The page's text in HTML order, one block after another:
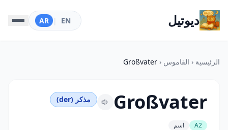
ديوتيل EN
|
AR
الرئيسية ‹ القاموس ‹
Großvater
Großvater مذكر (der)
A2 اسم